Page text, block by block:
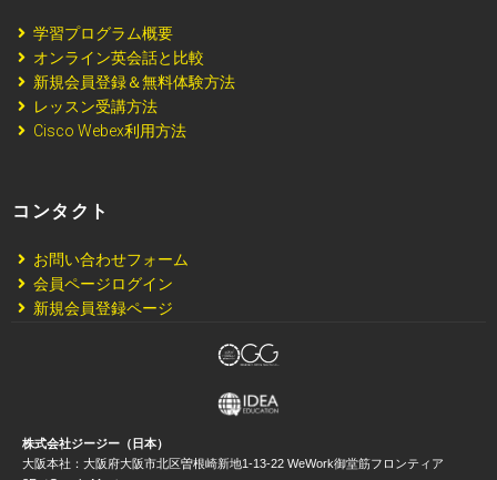
学習プログラム概要
オンライン英会話と比較
新規会員登録＆無料体験方法
レッスン受講方法
Cisco Webex利用方法
コンタクト
お問い合わせフォーム
会員ページログイン
新規会員登録ページ
株式会社ジージー（日本）
大阪本社：大阪府大阪市北区曽根崎新地1-13-22 WeWork御堂筋フロンティア